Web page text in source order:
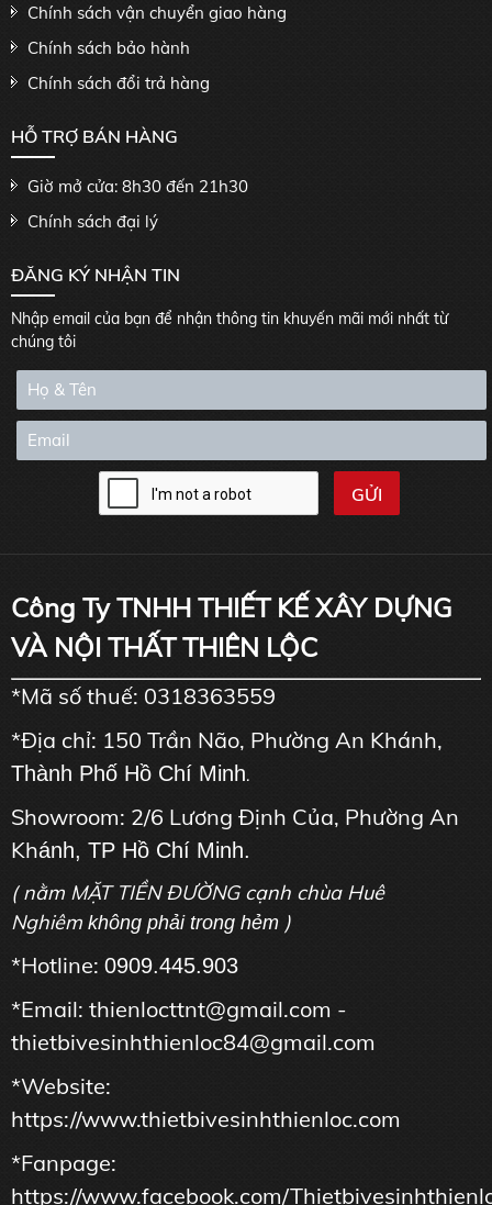
Chính sách vận chuyển giao hàng
Chính sách bảo hành
Chính sách đổi trả hàng
HỖ TRỢ BÁN HÀNG
Giờ mở cửa: 8h30 đến 21h30
Chính sách đại lý
ĐĂNG KÝ NHẬN TIN
Nhập email của bạn để nhận thông tin khuyến mãi mới nhất từ
chúng tôi
Công Ty TNHH THIẾT KẾ XÂY DỰNG
VÀ NỘI THẤT THIÊN LỘC
*Mã số thuế: 0318363559
*Địa chỉ: 150 Trần Não, Phường An Khánh,
Thành Phố Hồ Chí Minh.
Showroom: 2/6 Lương Định Của, Phường An
Khánh, TP Hồ Chí Minh.
( nằm MẶT TIỀN ĐƯỜNG cạnh chùa Huê
Nghiêm không phải trong hẻm )
*Hotline: 0909.445.903
*Email: thienlocttnt@gmail.com -
thietbivesinhthienloc84@gmail.com
*Website:
https://www.thietbivesinhthienloc.com
*Fanpage:
https://www.facebook.com/